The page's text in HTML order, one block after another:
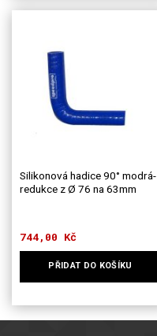
Silikonová hadice 90° modrá-
redukce z Ø 76 na 63mm
744,00 Kč
PŘIDAT DO KOŠÍKU